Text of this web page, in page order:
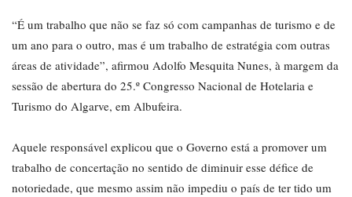
“É um trabalho que não se faz só com campanhas de turismo e de
um ano para o outro, mas é um trabalho de estratégia com outras
áreas de atividade”, afirmou Adolfo Mesquita Nunes, à margem da
sessão de abertura do 25.º Congresso Nacional de Hotelaria e
Turismo do Algarve, em Albufeira.
Aquele responsável explicou que o Governo está a promover um
trabalho de concertação no sentido de diminuir esse défice de
notoriedade, que mesmo assim não impediu o país de ter tido um